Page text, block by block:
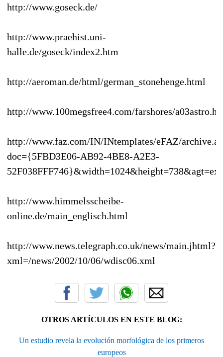
http://www.goseck.de/
http://www.praehist.uni-
halle.de/goseck/index2.htm
http://aeroman.de/html/german_stonehenge.html
http://www.100megsfree4.com/farshores/
http://www.faz.com/IN/INtemplates/eFAZ/
doc={5FBD3E06-AB92-4BE8-A2E3-
http://www.himmelsscheibe-
online.de/main_englisch.html
http://www.news.telegraph.co.uk/news/main.jhtml?
xml=/news/2002/10/06/wdisc06.xml
OTROS ARTÍCULOS EN ESTE BLOG:
Un estudio revela la evolución morfológica de los primeros
europeos